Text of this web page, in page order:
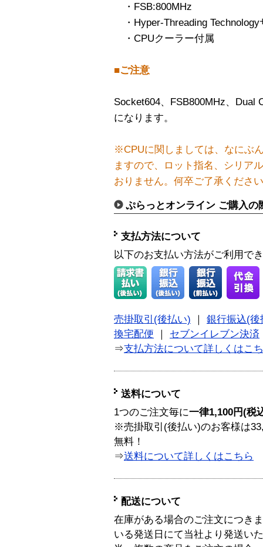
・FSB:800MHz
・Hyper-Threading Technology
・CPUクーラー付属
■ご注意
Socket604、FSB800MHz、Dual
になります。
※CPUに関しましては、なにぶ
ますので、ロット指名、シリア
おりません。何卒ご了承くださ
ぷらっとオンライン ご購入の
支払方法について
以下のお支払い方法がご利用で
売掛取引(後払い)
銀行振込(後
換宅配便
セブンイレブン決済
⇒支払方法について詳しくはこ
送料について
1つのご注文毎に一律1,100円(税
※売掛取引(後払い)のお客様は
無料！
⇒送料について詳しくはこちら
配送について
在庫がある場合のご注文につき
いる発送日にて当社より発送い